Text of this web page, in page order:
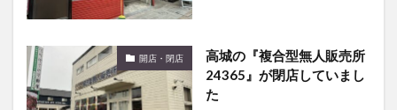
開店・閉店
高城の『複合型無人販売所
24365』が閉店していまし
た